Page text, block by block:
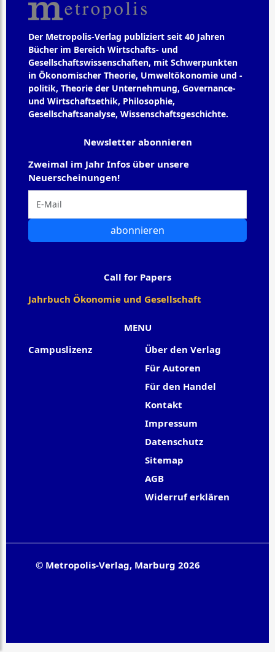
Der Metropolis-Verlag publiziert seit 40 Jahren
Bücher im Bereich Wirtschafts- und
Gesellschaftswissenschaften, mit Schwerpunkten
in Ökonomischer Theorie, Umweltökonomie und -
politik, Theorie der Unternehmung, Governance-
und Wirtschaftsethik, Philosophie,
Gesellschaftsanalyse, Wissenschaftsgeschichte.
MENU
Campuslizenz
Über den Verlag
Für Autoren
Für den Handel
Kontakt
Impressum
Datenschutz
Sitemap
AGB
Widerruf erklären
Newsletter abonnieren
Zweimal im Jahr Infos über unsere
Neuerscheinungen!
abonnieren
Call for Papers
Jahrbuch Ökonomie und Gesellschaft
© Metropolis-Verlag, Marburg 2026